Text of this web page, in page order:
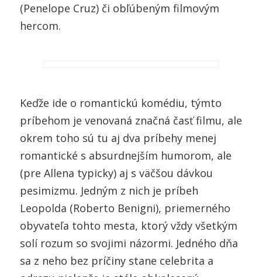
(Penelope Cruz) či obľúbeným filmovým
hercom.
Keďže ide o romantickú komédiu, týmto
príbehom je venovaná značná časť filmu, ale
okrem toho sú tu aj dva príbehy menej
romantické s absurdnejším humorom, ale
(pre Allena typicky) aj s väčšou dávkou
pesimizmu. Jedným z nich je príbeh
Leopolda (Roberto Benigni), priemerného
obyvateľa tohto mesta, ktorý vždy všetkým
solí rozum so svojimi názormi. Jedného dňa
sa z neho bez príčiny stane celebrita a